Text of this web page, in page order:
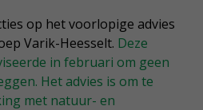
op het voorlopige advies
Varik-Heesselt. Deze
in februari om geen
Het advies is om te
met natuur- en